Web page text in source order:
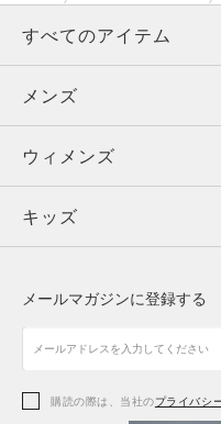
すべてのアイテム
メンズ
ウィメンズ
キッズ
アクセサリー
メンズ
トップス
ボトムス
アクセサリー
ウィメンズ
トップス
シューズ
アクセサリー
キッズ
シューズ
メールマガジンに登録する
購読の際は、当社のプライバシ